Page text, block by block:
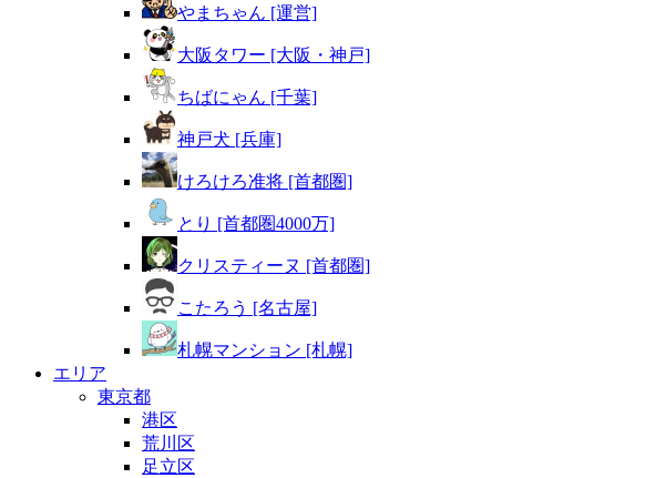
やまちゃん [運営]
大阪タワー [大阪・神戸]
ちばにゃん [千葉]
神戸犬 [兵庫]
けろけろ准将 [首都圏]
とり [首都圏4000万]
クリスティーヌ [首都圏]
こたろう [名古屋]
札幌マンション [札幌]
エリア
東京都
港区
荒川区
足立区